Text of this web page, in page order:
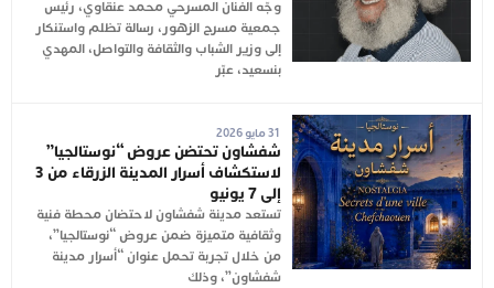
وجّه الفنان المسرحي محمد عنقاوي، رئيس
جمعية مسرح الزهور، رسالة تظلم واستنكار
إلى وزير الشباب والثقافة والتواصل، المهدي
بنسعيد، عبّر
31 مايو 2026
شفشاون تحتضن عروض “نوستالجيا”
لاستكشاف أسرار المدينة الزرقاء من 3
إلى 7 يونيو
تستعد مدينة شفشاون لاحتضان محطة فنية
وثقافية متميزة ضمن عروض “نوستالجيا”،
من خلال تجربة تحمل عنوان “أسرار مدينة
شفشاون”، وذلك